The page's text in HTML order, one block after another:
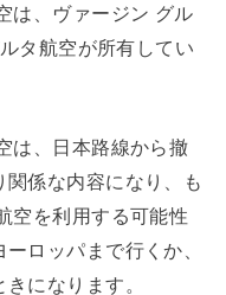
は、ヴァージン グル
タ航空が所有してい
は、日本路線から撤
係な内容になり、も
空を利用する可能性
ロッパまで行くか、
になります。